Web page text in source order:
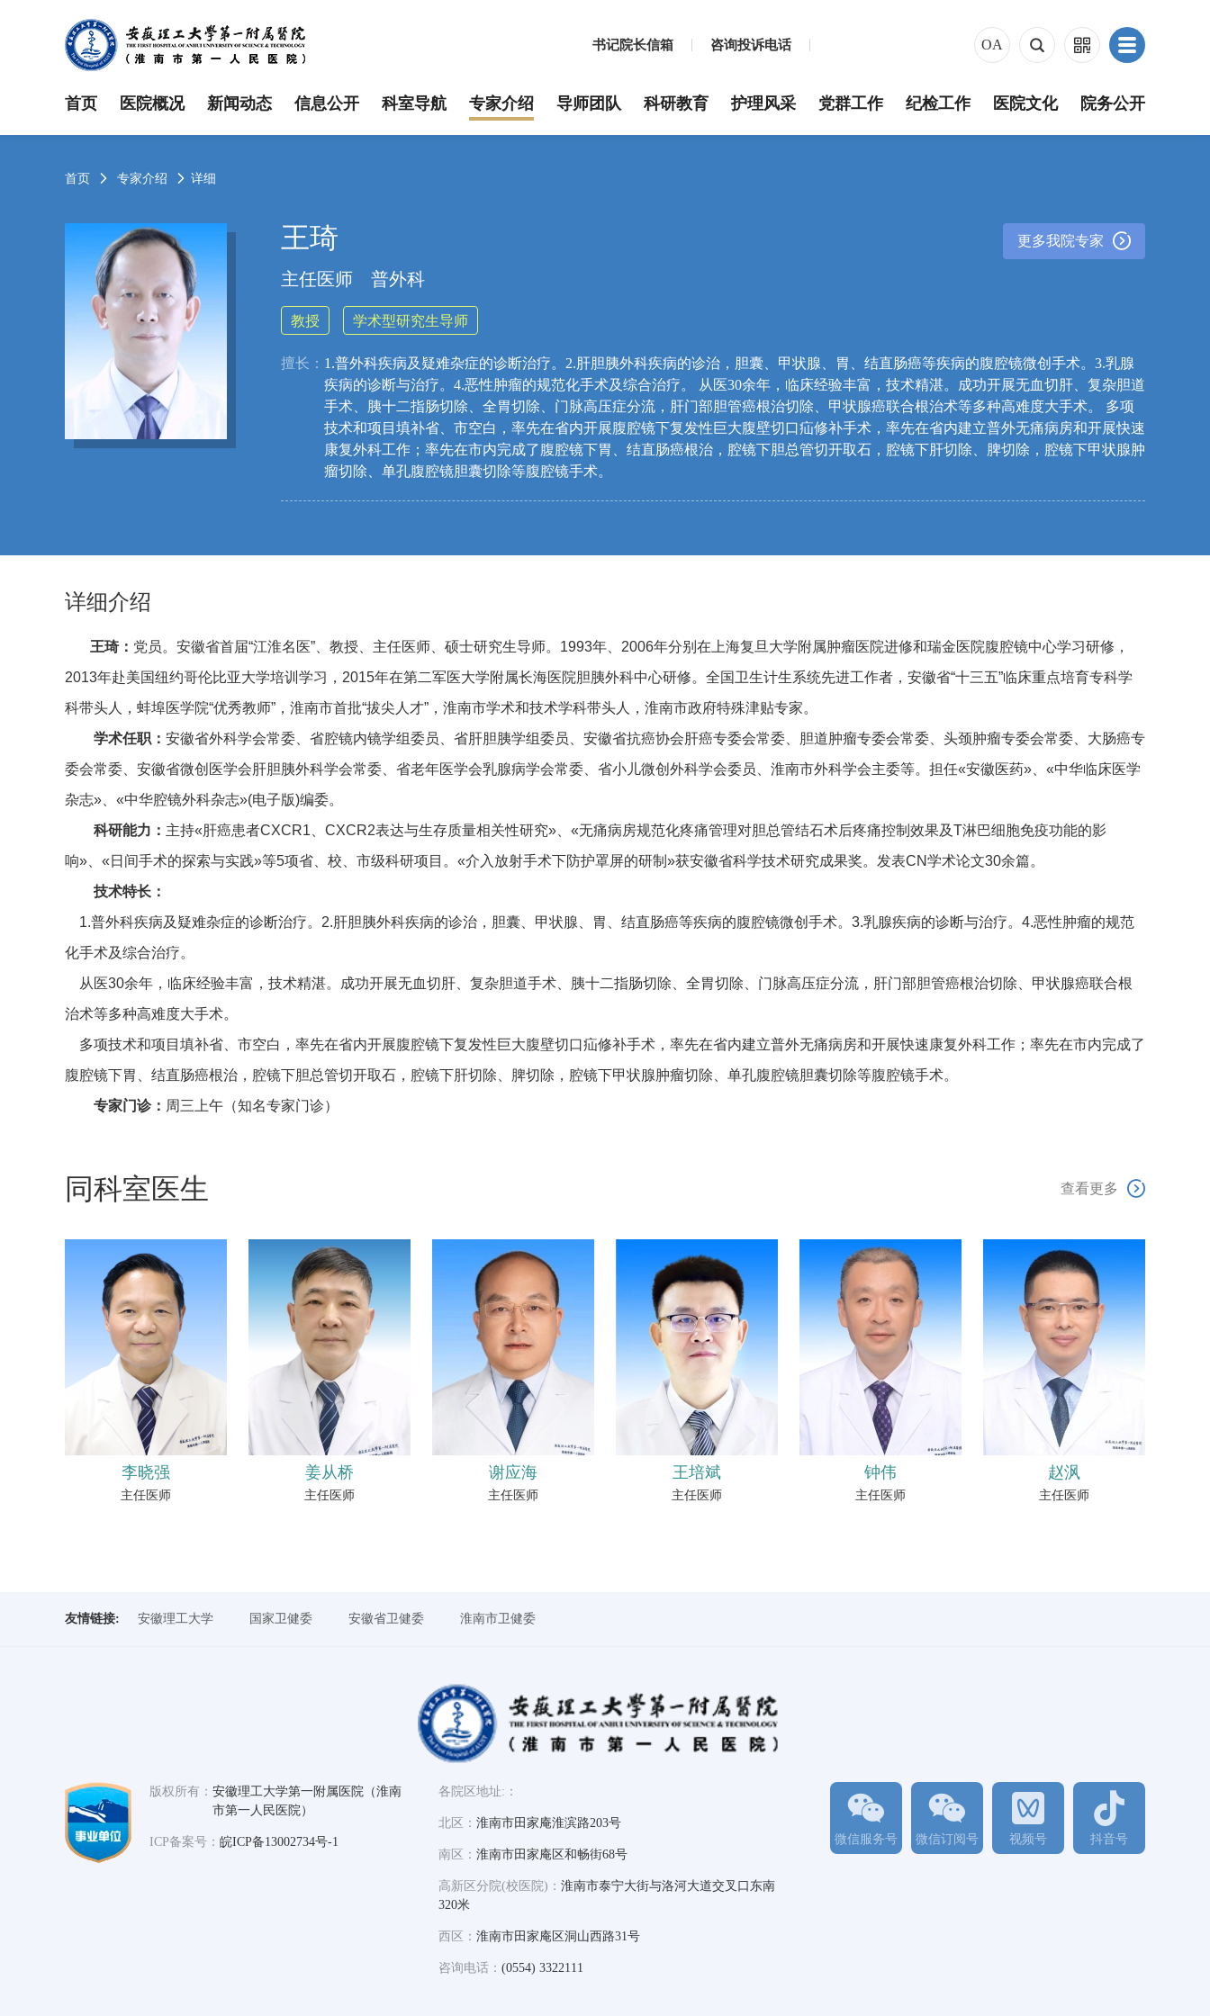
书记院长信箱 咨询投诉电话 OA  
首页 医院概况 新闻动态 信息公开 科室导航 专家介绍 导师团队 科研教育 护理风采 党群工作 纪检工作 医院文化 院务公开
首页  专家介绍  详细
王琦 更多我院专家 
主任医师 普外科
教授 学术型研究生导师
擅长： 1.普外科疾病及疑难杂症的诊断治疗。2.肝胆胰外科疾病的诊治，胆囊、甲状腺、胃、结直肠癌等疾病的腹腔镜微创手术。3.乳腺
疾病的诊断与治疗。4.恶性肿瘤的规范化手术及综合治疗。 从医30余年，临床经验丰富，技术精湛。成功开展无血切肝、复杂胆道
手术、胰十二指肠切除、全胃切除、门脉高压症分流，肝门部胆管癌根治切除、甲状腺癌联合根治术等多种高难度大手术。 多项
技术和项目填补省、市空白，率先在省内开展腹腔镜下复发性巨大腹壁切口疝修补手术，率先在省内建立普外无痛病房和开展快速
康复外科工作；率先在市内完成了腹腔镜下胃、结直肠癌根治，腔镜下胆总管切开取石，腔镜下肝切除、脾切除，腔镜下甲状腺肿
瘤切除、单孔腹腔镜胆囊切除等腹腔镜手术。
详细介绍
王琦： 党员。安徽省首届“江淮名医”、 教授、主任医师、硕士研究生导师。1993年、2006年分别在上海复旦大学附属肿瘤医院进修和瑞金医院腹腔镜中心学习研修，
2013年赴美国纽约哥伦比亚大学培训学习，2015年在第二军医大学附属长海医院胆胰外科中心研修。全国卫生计生系统先进工作者，安徽省“十三五”临床重点培育专科学
科带头人，蚌埠医学院“优秀教师”，淮南市首批“拔尖人才”，淮南市学术和技术学科带头人，淮南市政府特殊津贴专家。
学术任职： 安徽省外科学会常委、省腔镜内镜学组委员、省肝胆胰学组委员、安徽省抗癌协会肝癌专委会常委、胆道肿瘤专委会常委、头颈肿瘤专委会常委、大肠癌专
委会常委、安徽省微创医学会肝胆胰外科学会常委、省老年医学会乳腺病学会常委、省小儿微创外科学会委员、淮南市外科学会主委等。担任«安徽医药»、«中华临床医学
杂志»、«中华腔镜外科杂志»(电子版)编委。
科研能力： 主持«肝癌患者CXCR1、CXCR2表达与生存质量相关性研究»、«无痛病房规范化疼痛管理对胆总管结石术后疼痛控制效果及T淋巴细胞免疫功能的影
响»、«日间手术的探索与实践»等5项省、校、市级科研项目。«介入放射手术下防护罩屏的研制»获安徽省科学技术研究成果奖。发表CN学术论文30余篇。
技术特长：
1.普外科疾病及疑难杂症的诊断治疗。2.肝胆胰外科疾病的诊治，胆囊、甲状腺、胃、结直肠癌等疾病的腹腔镜微创手术。3.乳腺疾病的诊断与治疗。4.恶性肿瘤的规范
化手术及综合治疗。
从医30余年，临床经验丰富，技术精湛。成功开展无血切肝、复杂胆道手术、胰十二指肠切除、全胃切除、门脉高压症分流，肝门部胆管癌根治切除、甲状腺癌联合根
治术等多种高难度大手术。
多项技术和项目填补省、市空白，率先在省内开展腹腔镜下复发性巨大腹壁切口疝修补手术，率先在省内建立普外无痛病房和开展快速康复外科工作；率先在市内完成了
腹腔镜下胃、结直肠癌根治，腔镜下胆总管切开取石，腔镜下肝切除、脾切除，腔镜下甲状腺肿瘤切除、单孔腹腔镜胆囊切除等腹腔镜手术。
专家门诊： 周三上午（知名专家门诊）
同科室医生 查看更多 
李晓强
主任医师
姜从桥
主任医师
谢应海
主任医师
王培斌
主任医师
钟伟
主任医师
赵沨
主任医师
友情链接: 安徽理工大学 国家卫健委 安徽省卫健委 淮南市卫健委
版权所有： 安徽理工大学第一附属医院（淮南
市第一人民医院）
ICP备案号： 皖ICP备13002734号-1
各院区地址:：
北区： 淮南市田家庵淮滨路203号
南区： 淮南市田家庵区和畅街68号
高新区分院(校医院)： 淮南市泰宁大街与洛河大道交叉口东南
320米
西区： 淮南市田家庵区洞山西路31号
咨询电话： (0554) 3322111
微信服务号 微信订阅号 视频号 抖音号